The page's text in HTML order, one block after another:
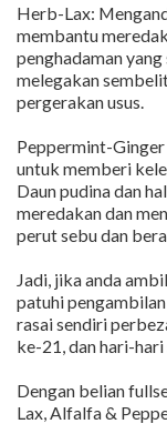
Herb-Lax:
membantu
penghadaman
melegakan
pergerakan usus.
Peppermint-
untuk memberi
Daun pudina dan
meredakan dan
perut sebu dan
Jadi, jika anda
patuhi
rasai sendiri
ke-21, dan hari-
Dengan belian
Lax, Alfalfa &